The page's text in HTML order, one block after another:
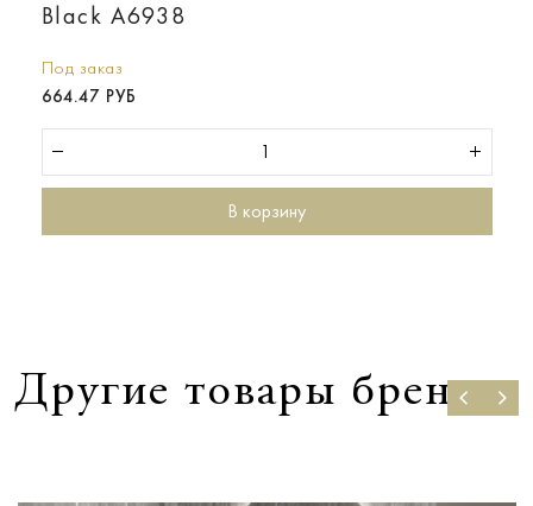
Black A6938
Под заказ
664.47 РУБ
В корзину
Другие товары бренда